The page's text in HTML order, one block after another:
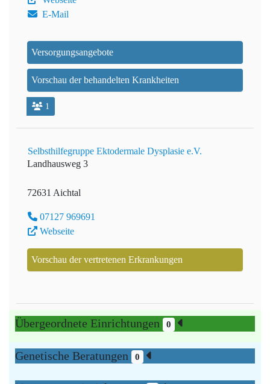
E-Mail
Versorgungsangebote
Vorschau der behandelten Krankheiten
1
Selbsthilfegruppe Ektodermale Dysplasie e.V.
Landhausweg 3
72631 Aichtal
07127 969691
Webseite
Vorschau der vertretenen Erkrankungen
Übergeordnete Einrichtungen 0
Genetische Beratungen 0